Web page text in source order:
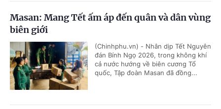
Masan: Mang Tết ấm áp đến quân và dân vùng
biên giới
(Chinhphu.vn) - Nhân dịp Tết Nguyên
đán Bính Ngọ 2026, trong không khí
cả nước hướng về biên cương Tổ
quốc, Tập đoàn Masan đã đồng...